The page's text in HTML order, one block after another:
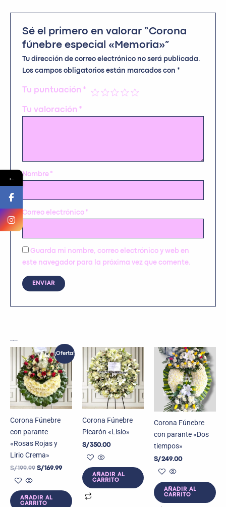
Sé el primero en valorar “Corona
fúnebre especial «Memoria»”
Tu dirección de correo electrónico no será publicada.
Los campos obligatorios están marcados con *
Tu puntuación *
Tu valoración *
Nombre *
Correo electrónico *
Guarda mi nombre, correo electrónico y web en
este navegador para la próxima vez que comente.
¡Oferta!
Corona Fúnebre
con parante
«Rosas Rojas y
Lirio Crema»
S/199.99
El
precio
original
era:
S/ 199.99.
S/169.99
El
precio
actual
es:
S/ 169.99.
AÑADIR AL
CARRITO
Corona Fúnebre
Picarón «Lisio»
S/350.00
AÑADIR AL
CARRITO
Corona Fúnebre
con parante «Dos
tiempos»
S/249.00
AÑADIR AL
CARRITO
←